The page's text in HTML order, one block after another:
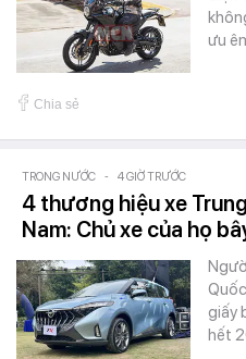
ưu
Chia sẻ
TRONG NƯỚC - 4 GIỜ TRƯỚC
4 thương hiệu xe
Nam: Chủ xe của họ
giấy
hết